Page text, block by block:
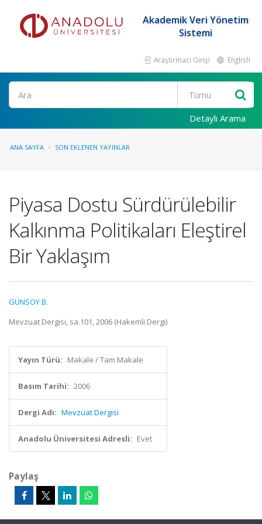
Akademik Veri Yönetim
Sistemi
Araştırmacı Girişi English
Ara
Detaylı Arama
ANA SAYFA SON EKLENEN YAYINLAR
Piyasa Dostu Sürdürülebilir
Kalkınma Politikaları Eleştirel
Bir Yaklaşım
GÜNSOY B.
Mevzuat Dergisi, sa.101, 2006 (Hakemli Dergi)
Yayın Türü: Makale / Tam Makale
Basım Tarihi: 2006
Dergi Adı: Mevzuat Dergisi
Anadolu Üniversitesi Adresli: Evet
Paylaş